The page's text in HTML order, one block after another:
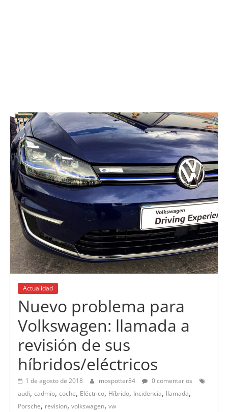
Actualidad
Nuevo problema para
Volkswagen: llamada a
revisión de sus
híbridos/eléctricos
1 de agosto de 2018 mospotter84
0 comentarios
audi, cadmio, coche, Eléctrico, Híbrido, Incidencia, llamada,
Porsche, revision, volkswagen, vw